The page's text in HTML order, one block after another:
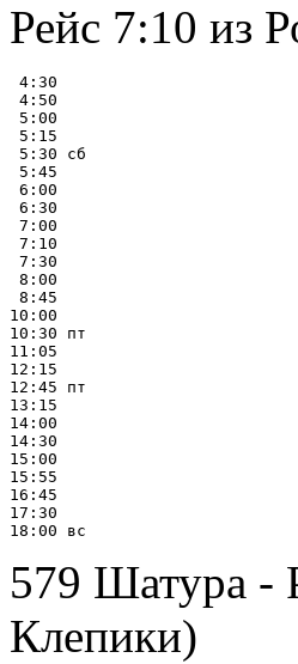
Рейс 7:10 из
4:30
4:50
5:00
5:15
5:30 сб
5:45
6:00
6:30
7:00
7:10
7:30
8:00
8:45
10:00
10:30 пт
11:05
12:15
12:45 пт
13:15
14:00
14:30
15:00
15:55
16:45
17:30
579 Шатура -
Клепики)